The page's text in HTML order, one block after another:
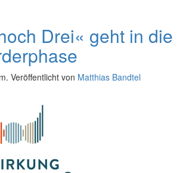
Drei« geht in die
Veröffentlicht von Matthias Bandtel